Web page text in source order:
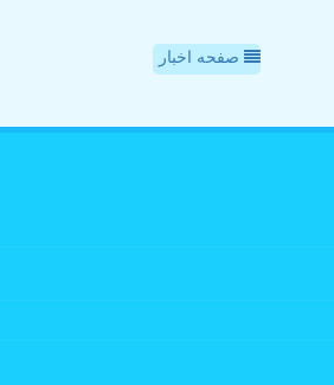
صفحه اخبار